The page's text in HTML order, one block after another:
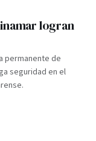
logran
permanente de
seguridad en el